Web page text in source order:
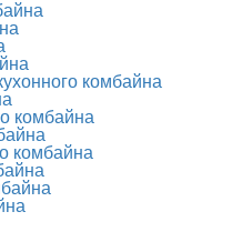
комбайна
комбайна
комбайна